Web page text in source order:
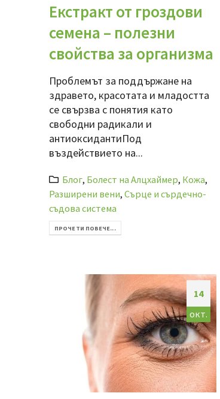
Екстракт от гроздови
семена – полезни
свойства за организма
Проблемът за поддържане на
здравето, красотата и младостта
се свързва с понятия като
свободни радикали и
антиоксидантиПод
въздействието на...
Блог, Болест на Алцхаймер, Кожа,
Разширени вени, Сърце и сърдечно-
съдова система
ПРОЧЕТИ ПОВЕЧЕ...
14
окт.